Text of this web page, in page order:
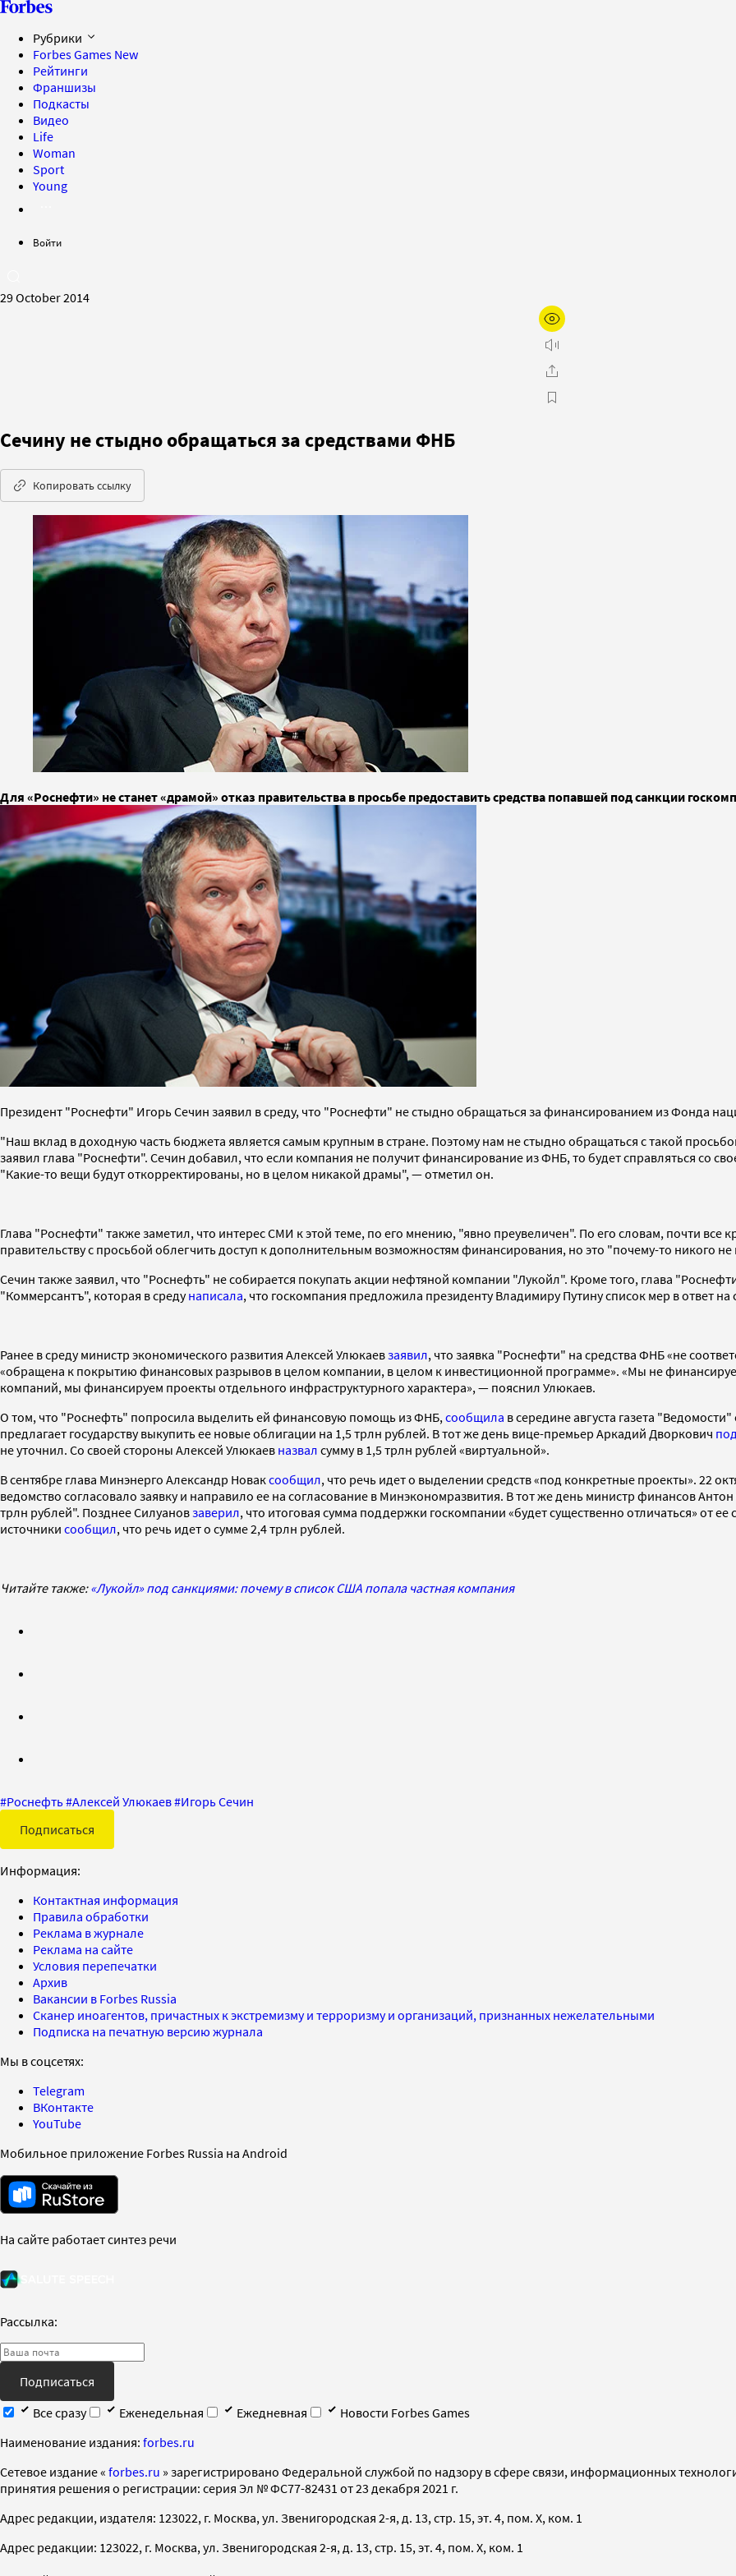
Рубрики
Forbes Games New
Рейтинги
Франшизы
Подкасты
Видео
Life
Woman
Sport
Young
Войти
29 October 2014
Сечину не стыдно обращаться за средствами ФНБ
Копировать ссылку
Для «Роснефти» не станет «драмой» отказ правительства в просьбе предоставить средства попавшей под санкции
Президент "Роснефти" Игорь Сечин заявил в среду, что "Роснефти" не стыдно обращаться за финансированием из Фонда
"Наш вклад в доходную часть бюджета является самым крупным в стране. Поэтому нам не стыдно обращаться с такой
заявил глава "Роснефти". Сечин добавил, что если компания не получит финансирование из ФНБ, то будет справляться со
"Какие-то вещи будут откорректированы, но в целом никакой драмы", — отметил он.
Глава "Роснефти" также заметил, что интерес СМИ к этой теме, по его мнению, "явно преувеличен". По его словам, почти
правительству с просьбой облегчить доступ к дополнительным возможностям финансирования, но это "почему-то никого не
Сечин также заявил, что "Роснефть" не собирается покупать акции нефтяной компании "Лукойл". Кроме того, глава
"Коммерсантъ", которая в средунаписала, что госкомпания предложила президенту Владимиру Путину список мер в ответ
Ранее в среду министр экономического развития Алексей Улюкаевзаявил, что заявка "Роснефти" на средства ФНБ «не
«обращена к покрытию финансовых разрывов в целом компании, в целом к инвестиционной программе». «Мы не
компаний, мы финансируем проекты отдельного инфраструктурного характера», — пояснил Улюкаев.
О том, что "Роснефть" попросила выделить ей финансовую помощь из ФНБ, сообщила в середине августа газета
предлагает государству выкупить ее новые облигации на 1,5 трлн рублей. В тот же день вице-премьер Аркадий Дворкович
не уточнил. Со своей стороны Алексей Улюкаев назвал сумму в 1,5 трлн рублей «виртуальной».
В сентябре глава Минэнерго Александр Новаксообщил, что речь идет о выделении средств «под конкретные проекты». 22
ведомство согласовало заявку и направило ее на согласование в Минэкономразвития. В тот же день министр финансов
трлн рублей". Позднее Силуановзаверил, что итоговая сумма поддержки госкомпании «будет существенно отличаться» от
источники сообщил, что речь идет о сумме 2,4 трлн рублей.
Читайте также:«Лукойл» под санкциями: почему в список США попала частная компания
#Роснефть#Алексей Улюкаев#Игорь Сечин
Подписаться
Информация:
Контактная информация
Правила обработки
Реклама в журнале
Реклама на сайте
Условия перепечатки
Архив
Вакансии в Forbes Russia
Сканер иноагентов, причастных к экстремизму и терроризму и организаций, признанных нежелательными
Подписка на печатную версию журнала
Мы в соцсетях:
Telegram
ВКонтакте
YouTube
Мобильное приложение Forbes Russia на Android
На сайте работает синтез речи
Рассылка:
Подписаться
Все сразу
Еженедельная Ежедневная
Новости Forbes Games
Наименование издания: forbes.ru
Cетевое издание « forbes.ru » зарегистрировано Федеральной службой по надзору в сфере связи, информационных
принятия решения о регистрации: серия Эл № ФС77-82431 от 23 декабря 2021 г.
Адрес редакции, издателя: 123022, г. Москва, ул. Звенигородская 2-я, д. 13, стр. 15, эт. 4, пом. X, ком. 1
Адрес редакции: 123022, г. Москва, ул. Звенигородская 2-я, д. 13, стр. 15, эт. 4, пом. X, ком. 1